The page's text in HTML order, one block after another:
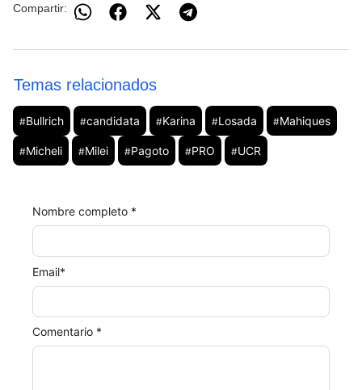
Compartir:
Temas relacionados
#Bullrich #candidata #Karina #Losada #Mahiques
#Micheli #Milei #Pagoto #PRO #UCR
Comentario *
Nombre completo *
Email*